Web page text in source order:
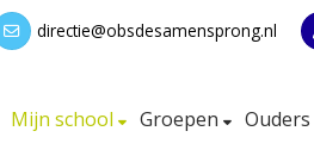
directie@obsdesamensprong.nl
Mijn school Groepen Ouders